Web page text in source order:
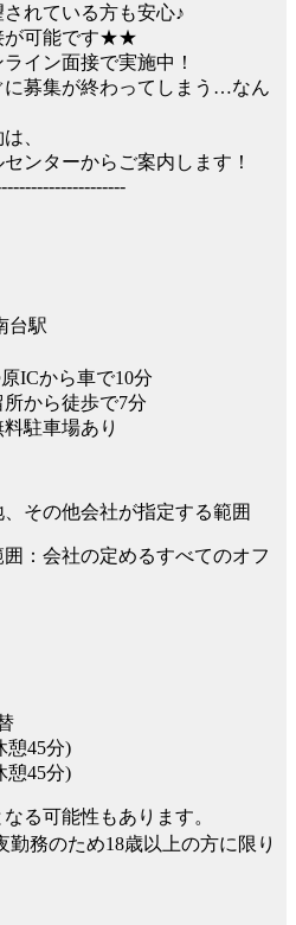
れている方も安心♪
が可能です★★
イン面接で実施中！
に募集が終わってしまう…なん
、
ンターからご案内します！
台駅
ICから車で10分
から徒歩で7分
駐車場あり
その他会社が指定する範囲
：会社の定めるすべてのオフ
憩45分)
憩45分)
る可能性もあります。
勤務のため18歳以上の方に限り